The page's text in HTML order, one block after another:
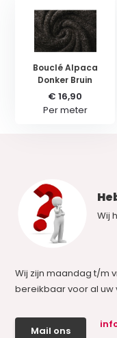
Bouclé Alpaca
Donker Bruin
€ 16,90
Per meter
Wij
Wij zijn maandag t/m
bereikbaar voor al uw
Mail ons